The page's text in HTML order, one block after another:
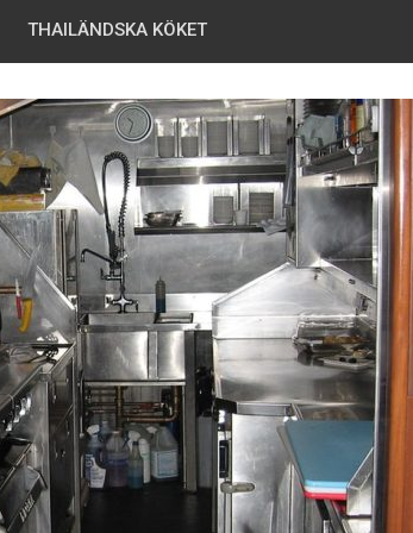
THAILÄNDSKA KÖKET